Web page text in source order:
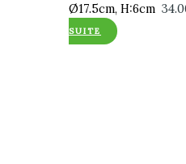
Ø17.5cm, H:6cm
SUITE